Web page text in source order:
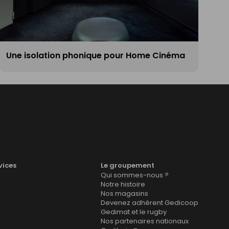
Une isolation phonique pour Home Cinéma
Le groupement
Qui sommes-nous ?
Notre histoire
Nos magasins
Devenez adhérent Gedicoop
Gedimat et le rugby
Nos partenaires nationaux